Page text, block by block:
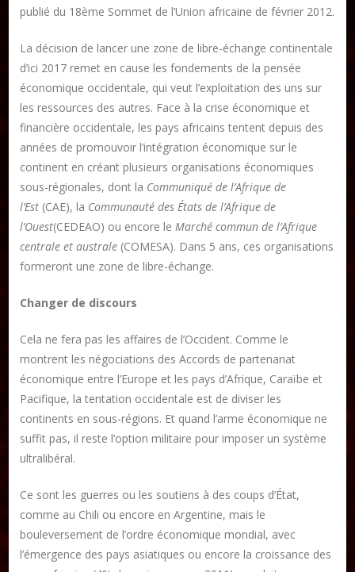
Les ateliers d’écriture littéraire
Formation en Édition Numérique
publié du 18ème Sommet de l’Union africaine de février 2012.
La décision de lancer une zone de libre-échange continentale
d’ici 2017 remet en cause les fondements de la pensée
économique occidentale, qui veut l’exploitation des uns sur
les ressources des autres. Face à la crise économique et
financière occidentale, les pays africains tentent depuis des
années de promouvoir l’intégration économique sur le
continent en créant plusieurs organisations économiques
sous-régionales, dont la Communiqué de l’Afrique de
l’Est (CAE), la Communauté des États de l’Afrique de
l’Ouest(CEDEAO) ou encore le Marché commun de l’Afrique
centrale et australe (COMESA). Dans 5 ans, ces organisations
formeront une zone de libre-échange.
Changer de discours
Cela ne fera pas les affaires de l’Occident. Comme le
montrent les négociations des Accords de partenariat
économique entre l’Europe et les pays d’Afrique, Caraïbe et
Pacifique, la tentation occidentale est de diviser les
continents en sous-régions. Et quand l’arme économique ne
suffit pas, il reste l’option militaire pour imposer un système
ultralibéral.
Ce sont les guerres ou les soutiens à des coups d’État,
comme au Chili ou encore en Argentine, mais le
bouleversement de l’ordre économique mondial, avec
l’émergence des pays asiatiques ou encore la croissance des